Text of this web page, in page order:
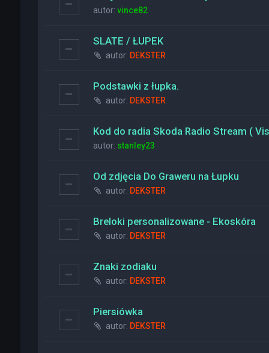
autor: vince82
SLATE / ŁUPEK
autor: DEKSTER
Podstawki z łupka.
autor: DEKSTER
Kod do radia Skoda Radio Stream (
autor: stanley23
Od zdjęcia Do Graweru na Łupku
autor: DEKSTER
Breloki personalizowane - Ekoskóra
autor: DEKSTER
Znaki zodiaku
autor: DEKSTER
Piersiówka
autor: DEKSTER